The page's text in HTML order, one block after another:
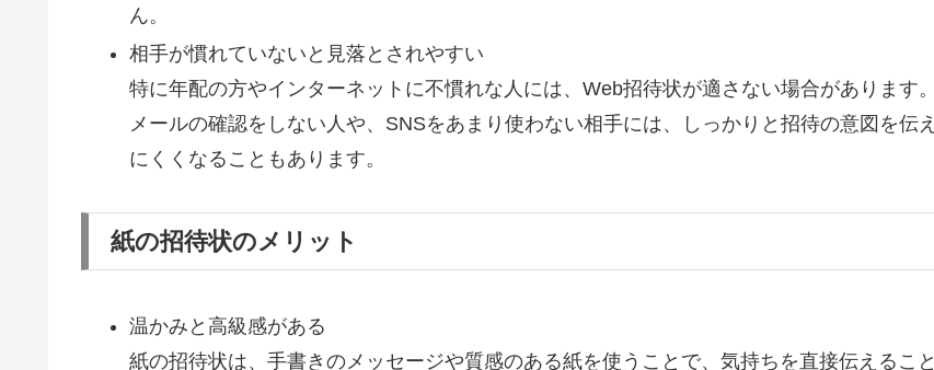
ん。
相手が慣れていないと見落とされやすい
特に年配の方やインターネットに不慣れな人には、Web招待状が適さない場合があります。
メールの確認をしない人や、SNSをあまり使わない相手には、しっかりと招待の意図を伝え
にくくなることもあります。
紙の招待状のメリット
温かみと高級感がある
紙の招待状は、手書きのメッセージや質感のある紙を使うことで、気持ちを直接伝えること